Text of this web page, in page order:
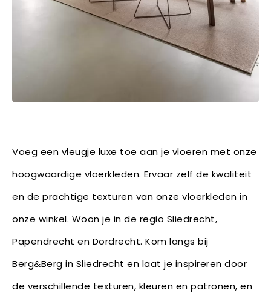
Voeg een vleugje luxe toe aan je vloeren met onze
hoogwaardige vloerkleden. Ervaar zelf de kwaliteit
en de prachtige texturen van onze vloerkleden in
onze winkel. Woon je in de regio Sliedrecht,
Papendrecht en Dordrecht. Kom langs bij
Berg&Berg in Sliedrecht en laat je inspireren door
de verschillende texturen, kleuren en patronen, en